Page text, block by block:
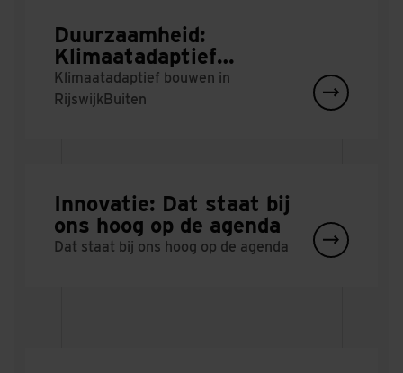
Duurzaamheid:
Klimaatadaptief
bouwen
Klimaatadaptief bouwen in
RijswijkBuiten
Innovatie: Dat staat bij
ons hoog op de agenda
Dat staat bij ons hoog op de agenda